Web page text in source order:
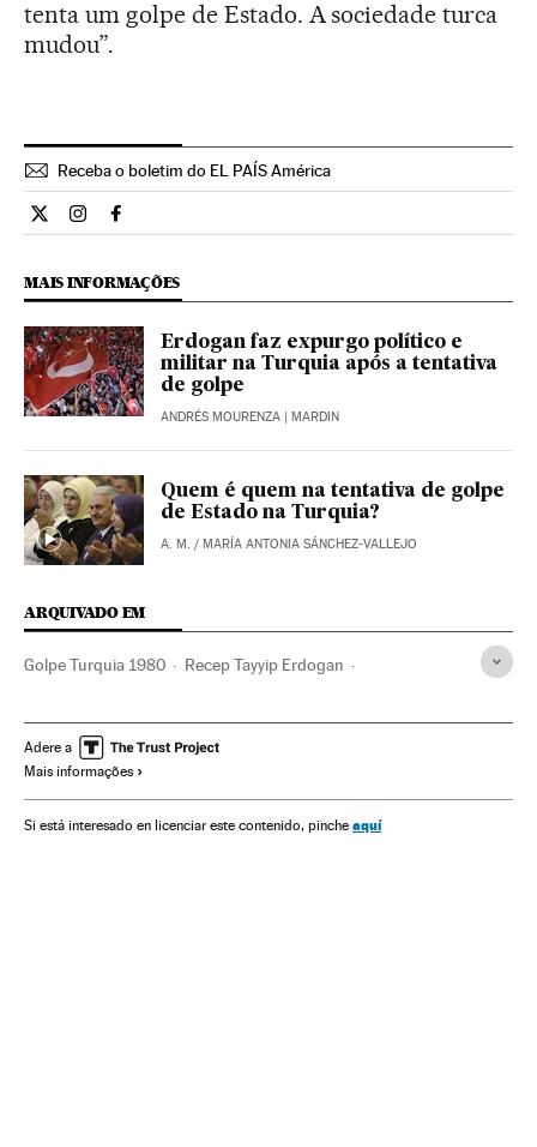
tenta um golpe de Estado. A sociedade turca
mudou”.
Receba o boletim do EL PAÍS América
Internacional El País Brasil en Twitter
Internacional El País Brasil en Instagram
Internacional El País Brasil en Facebook
MAIS INFORMAÇÕES
Erdogan faz expurgo político e
militar na Turquia após a tentativa
de golpe
ANDRÉS MOURENZA | MARDIN
Quem é quem na tentativa de golpe
de Estado na Turquia?
A. M. / MARÍA ANTONIA SÁNCHEZ-VALLEJO
ARQUIVADO EM
Golpe Turquia 1980 Recep Tayyip Erdogan
Ditadura Turquia 1980 Turquia
Levantamentos militares
Ditadura militar Conflitos políticos Oriente médio
Adere a
Mais informações
Si está interesado en licenciar este contenido, pinche aquí